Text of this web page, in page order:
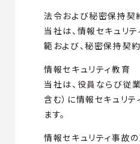
法令および秘密保持契
当社は、情報セキュリ
範および、秘密保持契
情報セキュリティ教育
当社は、役員ならび従
含む）に情報セキュリ
ます。
情報セキュリティ事故